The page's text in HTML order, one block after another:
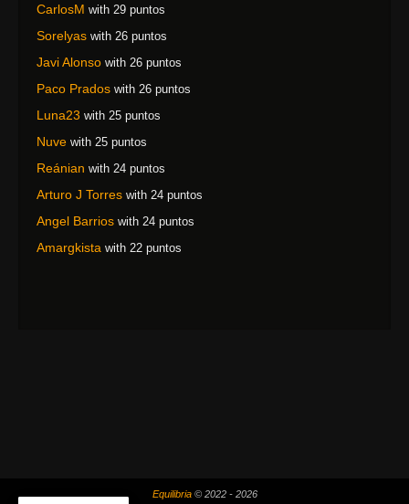
CarlosM with 29 puntos
Sorelyas with 26 puntos
Javi Alonso with 26 puntos
Paco Prados with 26 puntos
Luna23 with 25 puntos
Nuve with 25 puntos
Reánian with 24 puntos
Arturo J Torres with 24 puntos
Angel Barrios with 24 puntos
Amargkista with 22 puntos
Equilibria© 2022 - 2026